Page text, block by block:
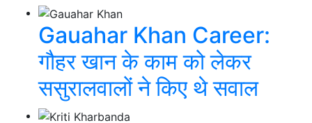
Gauahar Khan Career:
गौहर खान के काम को लेकर
ससुरालवालों ने किए थे सवाल